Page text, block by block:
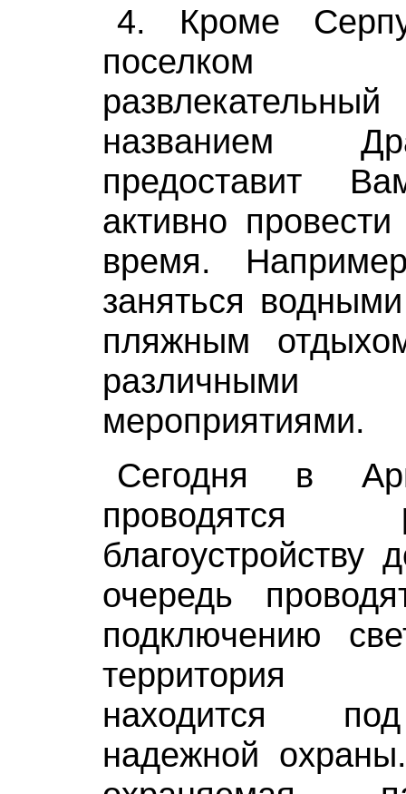
4. Кроме
поселком
названием
предоставит
активно
время.
заняться
пляжным
различными
мероприятиями.
Сегодня в
очередь
подключению
территория
находится
надежной